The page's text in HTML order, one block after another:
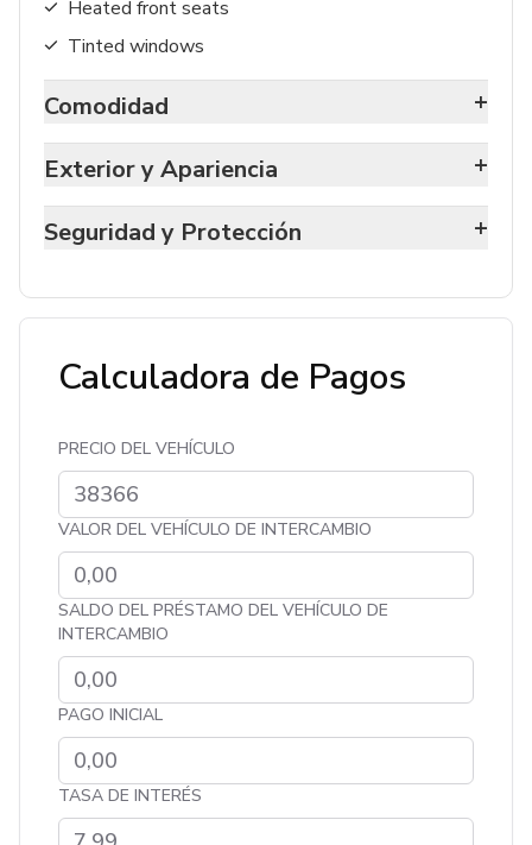
Heated front seats
Tinted windows
Comodidad +
Exterior y Apariencia +
Seguridad y Protección +
Calculadora de Pagos
PRECIO DEL VEHÍCULO
VALOR DEL VEHÍCULO DE INTERCAMBIO
SALDO DEL PRÉSTAMO DEL VEHÍCULO DE
INTERCAMBIO
PAGO INICIAL
TASA DE INTERÉS